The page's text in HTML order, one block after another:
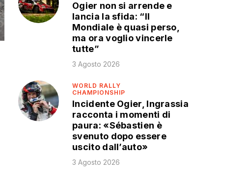
Ogier non si arrende e
lancia la sfida: “Il
Mondiale è quasi perso,
ma ora voglio vincerle
tutte”
3 Agosto 2026
WORLD RALLY
CHAMPIONSHIP
Incidente Ogier, Ingrassia
racconta i momenti di
paura: «Sébastien è
svenuto dopo essere
uscito dall’auto»
3 Agosto 2026